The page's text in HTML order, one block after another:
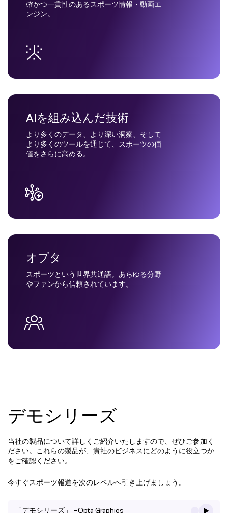
確かつ一貫性のあるスポーツ情報・動画エ
ンジン。
AIを組み込んだ技術
より多くのデータ、より深い洞察、そして
より多くのツールを通じて、スポーツの価
値をさらに高める。
オプタ
スポーツという世界共通語。あらゆる分野
やファンから信頼されています。
デモシリーズ
当社の製品について詳しくご紹介いたしますので、ぜひご参加く
ださい。これらの製品が、貴社のビジネスにどのように役立つか
をご確認ください。
今すぐスポーツ報道を次のレベルへ引き上げましょう。
「デモシリーズ」 –Opta Graphics